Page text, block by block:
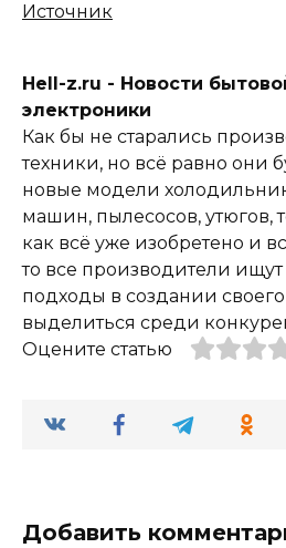
Источник
Hell-z.ru - Новости
электроники
Как бы не старались
техники, но всё равно они
новые модели
машин, пылесосов, утюгов,
как всё уже изобретено и
то все производители
подходы в создании своего
выделиться среди
Оцените статью
Добавить